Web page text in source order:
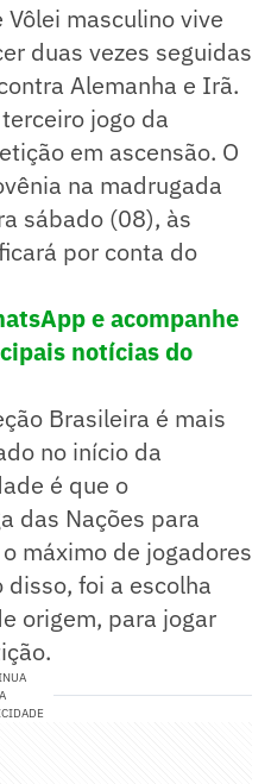
masculino vive
duas vezes seguidas
Alemanha e Irã.
jogo da
em ascensão. O
na madrugada
sábado (08), às
por conta do
e acompanhe
notícias do
Brasileira é mais
no início da
é que o
das Nações para
máximo de jogadores
foi a escolha
origem, para jogar